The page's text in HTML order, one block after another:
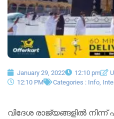
January 29, 2022 12:10 pm
12:10 PM
Categories : Info
വിദേശ രാജ്യങ്ങളിൽ